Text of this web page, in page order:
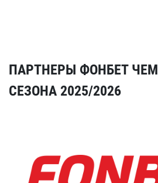
ПАРТНЕРЫ ФОНБЕТ
СЕЗОНА 2025/2026